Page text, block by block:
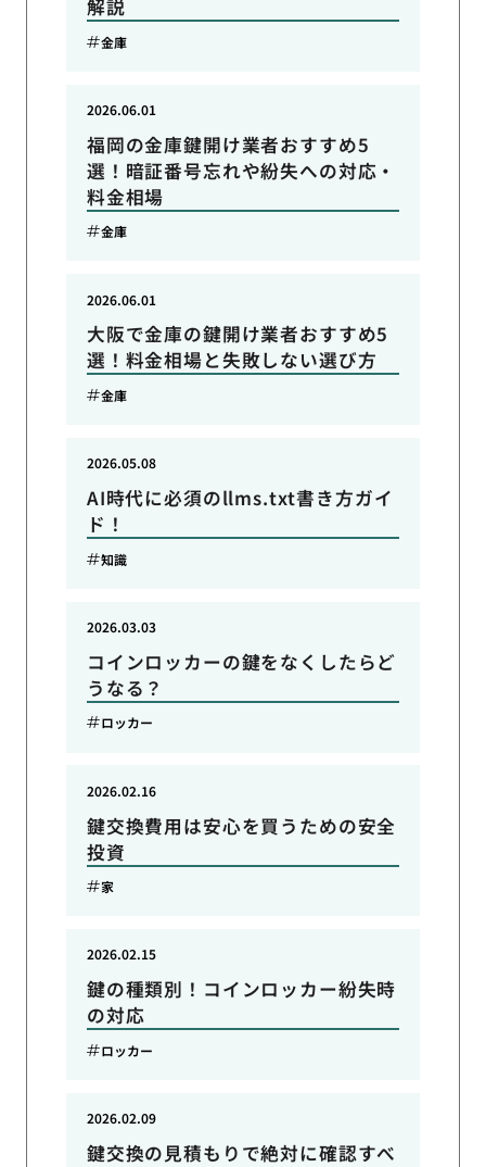
解説
金庫
福岡の金庫鍵開け業者おすすめ5
選！暗証番号忘れや紛失への対応・
料金相場
2026.06.01
金庫
大阪で金庫の鍵開け業者おすすめ5
選！料金相場と失敗しない選び方
2026.06.01
金庫
AI時代に必須のllms.txt書き方ガイ
ド！
2026.05.08
知識
コインロッカーの鍵をなくしたらど
うなる？
2026.03.03
ロッカー
鍵交換費用は安心を買うための安全
投資
2026.02.16
家
鍵の種類別！コインロッカー紛失時
の対応
2026.02.15
ロッカー
鍵交換の見積もりで絶対に確認すべ
2026.02.09